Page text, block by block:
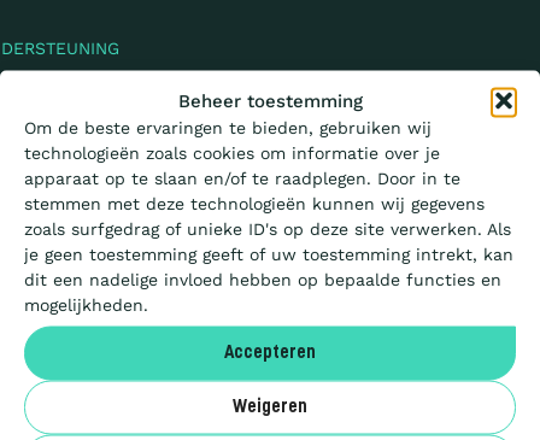
Beheer toestemming
Om de beste ervaringen te bieden, gebruiken wij
technologieën zoals cookies om informatie over je
apparaat op te slaan en/of te raadplegen. Door in te
stemmen met deze technologieën kunnen wij gegevens
zoals surfgedrag of unieke ID's op deze site verwerken. Als
je geen toestemming geeft of uw toestemming intrekt, kan
dit een nadelige invloed hebben op bepaalde functies en
mogelijkheden.
Accepteren
Weigeren
WEBSITE
Wat is de Ladder?
Certificeren
Aanbesteden
Deelnemers
Over ons